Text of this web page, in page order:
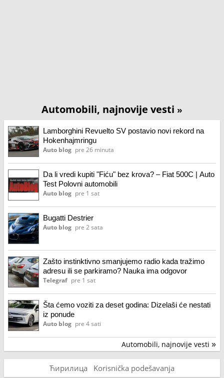
Automobili, najnovije vesti »
Lamborghini Revuelto SV postavio novi rekord na
Hokenhajmringu
Auto blog pre 26 minuta
Da li vredi kupiti "Fiću" bez krova? – Fiat 500C | Auto
Test Polovni automobili
Auto blog pre 1 sat
Bugatti Destrier
Auto blog pre 2 sata
Zašto instinktivno smanjujemo radio kada tražimo
adresu ili se parkiramo? Nauka ima odgovor
Telegraf pre 1 sat
Šta ćemo voziti za deset godina: Dizelaši će nestati
iz ponude
Auto blog pre 4 sati
Automobili, najnovije vesti »
Ћирилица Korisnička podešavanja